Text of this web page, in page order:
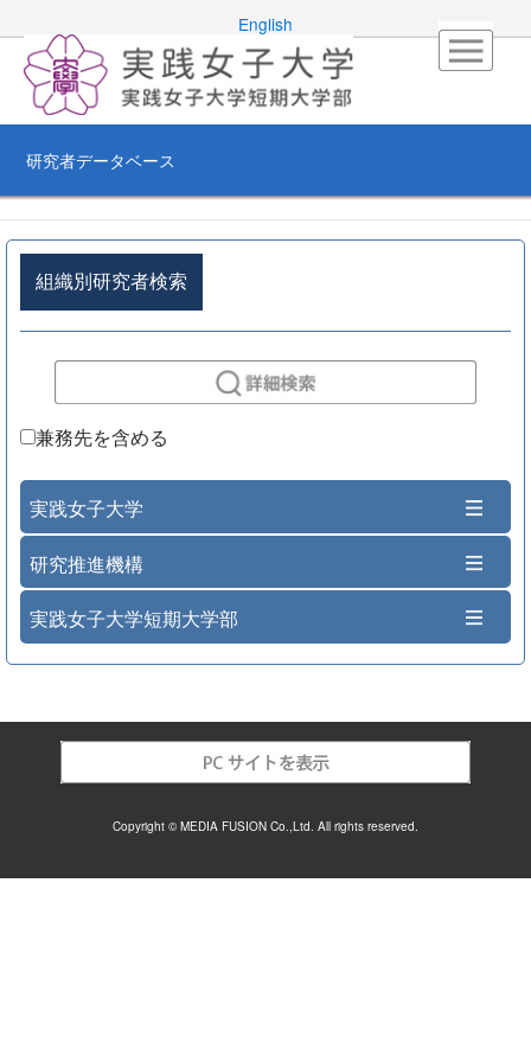
English
研究者データベース
組織別研究者検索
兼務先を含める
実践女子大学
研究推進機構
実践女子大学短期大学部
Copyright © MEDIA FUSION Co.,Ltd. All rights reserved.